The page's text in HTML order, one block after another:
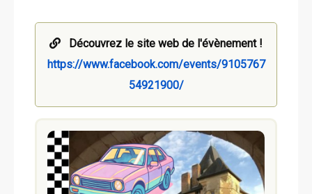
Découvrez le site web de l'évènement !
https://www.facebook.com/events/9105767
54921900/